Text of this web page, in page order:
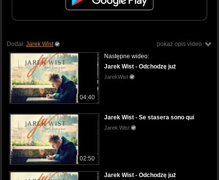
pokaż opis video
Dodał: Jarek Wist
04:40
Następne wideo:
Jarek Wist - Odchodzę już
JarekWist
02:50
Jarek Wist - Se stasera sono qui
Jarek Wist
Jarek Wist - Odchodzę już